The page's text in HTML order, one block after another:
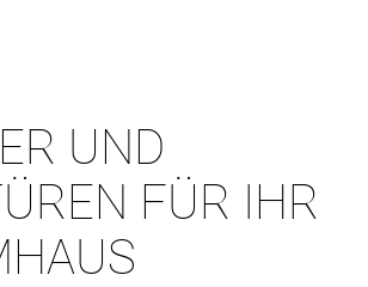
UND
FÜR IHR